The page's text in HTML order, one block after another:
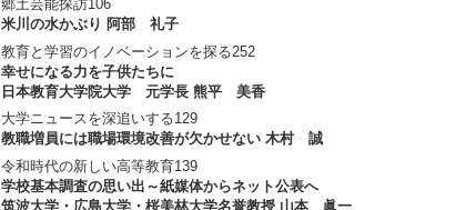
郷土芸能探訪106
米川の水かぶり 阿部 礼子
教育と学習のイノベーションを探る252
幸せになる力を子供たちに
日本教育大学院大学 元学長 熊平 美香
大学ニュースを深追いする129
教職増員には職場環境改善が欠かせない 木村 誠
令和時代の新しい高等教育139
学校基本調査の思い出～紙媒体からネット公表へ
筑波大学・広島大学・桜美林大学名誉教授 山本 眞一